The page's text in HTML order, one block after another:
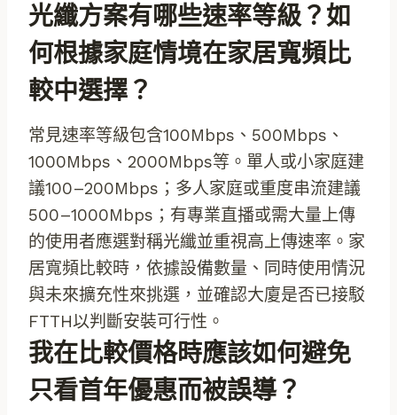
光纖方案有哪些速率等級？如
何根據家庭情境在家居寬頻比
較中選擇？
常見速率等級包含100Mbps、500Mbps、
1000Mbps、2000Mbps等。單人或小家庭建
議100–200Mbps；多人家庭或重度串流建議
500–1000Mbps；有專業直播或需大量上傳
的使用者應選對稱光纖並重視高上傳速率。家
居寬頻比較時，依據設備數量、同時使用情況
與未來擴充性來挑選，並確認大廈是否已接駁
FTTH以判斷安裝可行性。
我在比較價格時應該如何避免
只看首年優惠而被誤導？